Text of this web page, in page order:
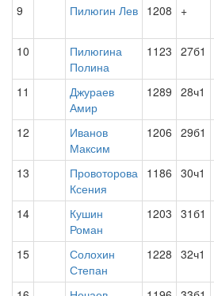
9 Пилюгин Лев 1208 +
10
Пилюгина
Полина
1123 27б1
11
Джураев
Амир
1289 28ч1
12
Иванов
Максим
1206 29б1
13
Провоторова
Ксения
1186 30ч1
14
Кушин
Роман
1203 31б1
15
Солохин
Степан
1228 32ч1